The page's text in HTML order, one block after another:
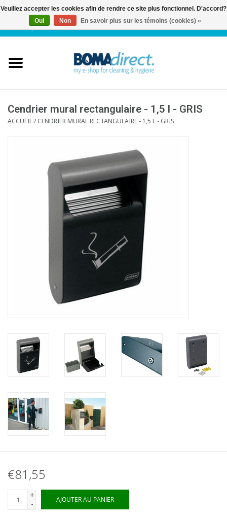
FR| 0 Articles
Service client
Cendrier mural rectangulaire - 1,5 l - GRIS
ACCUEIL/CENDRIER MURAL RECTANGULAIRE - 1,5 L - GRIS
€81,55
+
-
AJOUTER AU PANIER
Veuillez accepter les cookies afin de rendre ce site plus fonctionnel. D'accord?
Oui
Non En savoir plus sur les témoins (cookies) »